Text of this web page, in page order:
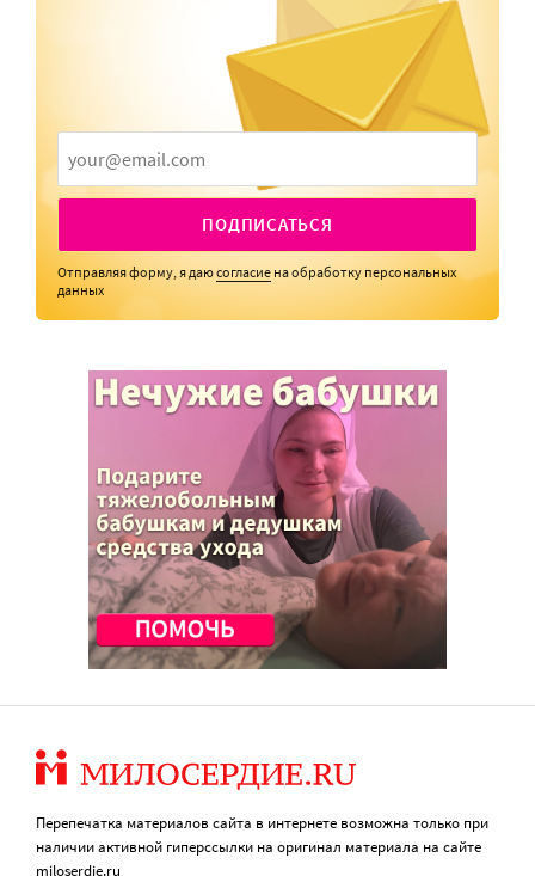
ПОДПИСАТЬСЯ
Отправляя форму, я даюсогласие на обработку персональных
данных
Перепечатка материалов сайта в интернете возможна только при
наличии активной гиперссылки на оригинал материала на сайте
miloserdie.ru